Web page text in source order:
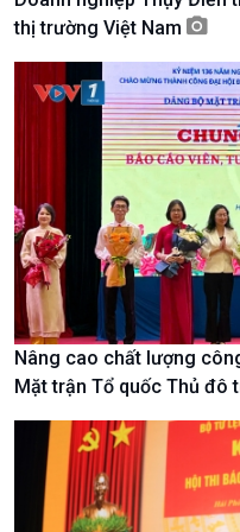
Kinh tế
Tin Kinh tế
Trước giờ mở cửa
Dòng chảy Kinh tế
Sức sống hàng Việt
Khởi nghiệp
Tuyên chiến với gian lận
thương mại
thị trường Việt Nam
Nâng cao chất lượng
Mặt trận Tổ quốc Thủ đô